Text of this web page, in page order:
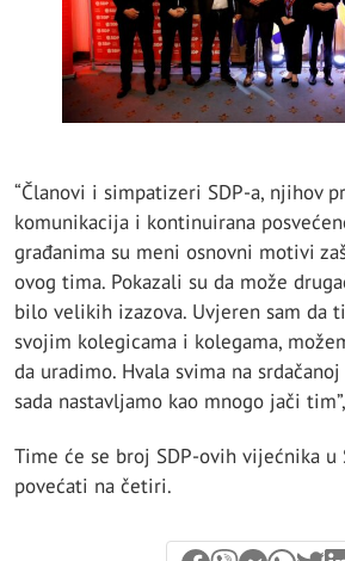
“Članovi i simpatizeri SDP-a, njihov
komunikacija i kontinuirana
građanima su meni osnovni motivi
ovog tima. Pokazali su da može
bilo velikih izazova. Uvjeren sam da
svojim kolegicama i kolegama,
da uradimo. Hvala svima na
sada nastavljamo kao mnogo jači
Time će se broj SDP-ovih vijećnika u
povećati na četiri.